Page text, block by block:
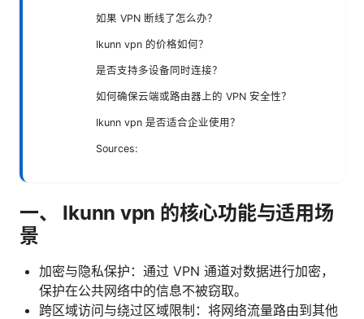
如果 VPN 断线了怎么办？
Ikunn vpn 的价格如何？
是否支持多设备同时连接？
如何确保云端或路由器上的 VPN 安全性？
Ikunn vpn 是否适合企业使用？
Sources:
一、 Ikunn vpn 的核心功能与适用场
景
加密与隐私保护：通过 VPN 通道对数据进行加密，
保护在公共网络中的信息不被窃取。
跨区域访问与绕过区域限制：将网络流量路由到其他